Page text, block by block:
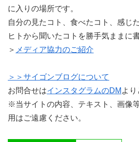
に入りの場所です。
自分の見たコト、食べたコト、感じ
ヒトから聞いたコトを勝手気ままに
＞ メディア協力のご紹介
＞＞サイゴンブログについて
お問合せはインスタグラムのDM より
※当サイトの内容、テキスト、画像
用はご遠慮ください。